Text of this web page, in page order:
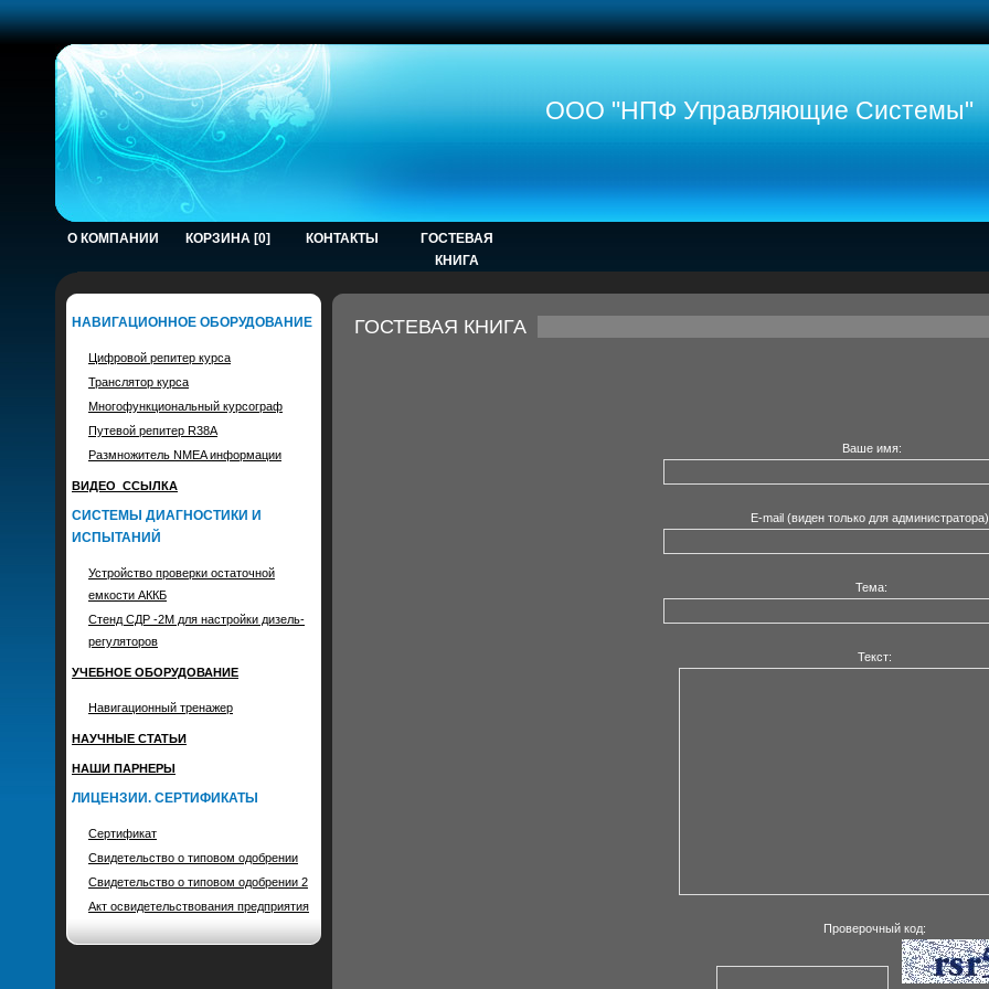
ООО "НПФ Управляющие Системы"
О КОМПАНИИ КОРЗИНА [0] КОНТАКТЫ
ГОСТЕВАЯ
КНИГА
НАВИГАЦИОННОЕ ОБОРУДОВАНИЕ
Цифровой репитер курса
Транслятор курса
Многофункциональный курсограф
Путевой репитер R38A
Размножитель NMEA информации
ВИДЕО_ССЫЛКА
СИСТЕМЫ ДИАГНОСТИКИ И
ИСПЫТАНИЙ
Устройство проверки остаточной
емкости АККБ
Стенд СДР -2М для настройки дизель-
регуляторов
УЧЕБНОЕ ОБОРУДОВАНИЕ
Навигационный тренажер
НАУЧНЫЕ СТАТЬИ
НАШИ ПАРНЕРЫ
ЛИЦЕНЗИИ. СЕРТИФИКАТЫ
Сертификат
Свидетельство о типовом одобрении
Свидетельство о типовом одобрении 2
Акт освидетельствования предприятия
ГОСТЕВАЯ КНИГА
Ваше имя:
E-mail (виден только для
Тема:
Текст:
Проверочный код: